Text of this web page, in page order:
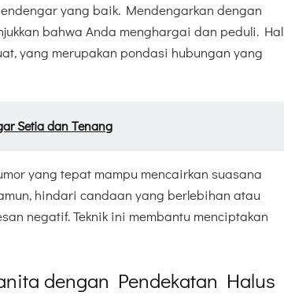
yang baik. Mendengarkan dengan
bahwa Anda menghargai dan peduli. Hal
yang merupakan pondasi hubungan yang
Setia dan Tenang
yang tepat mampu mencairkan suasana
hindari candaan yang berlebihan atau
negatif. Teknik ini membantu menciptakan
dengan Pendekatan Halus